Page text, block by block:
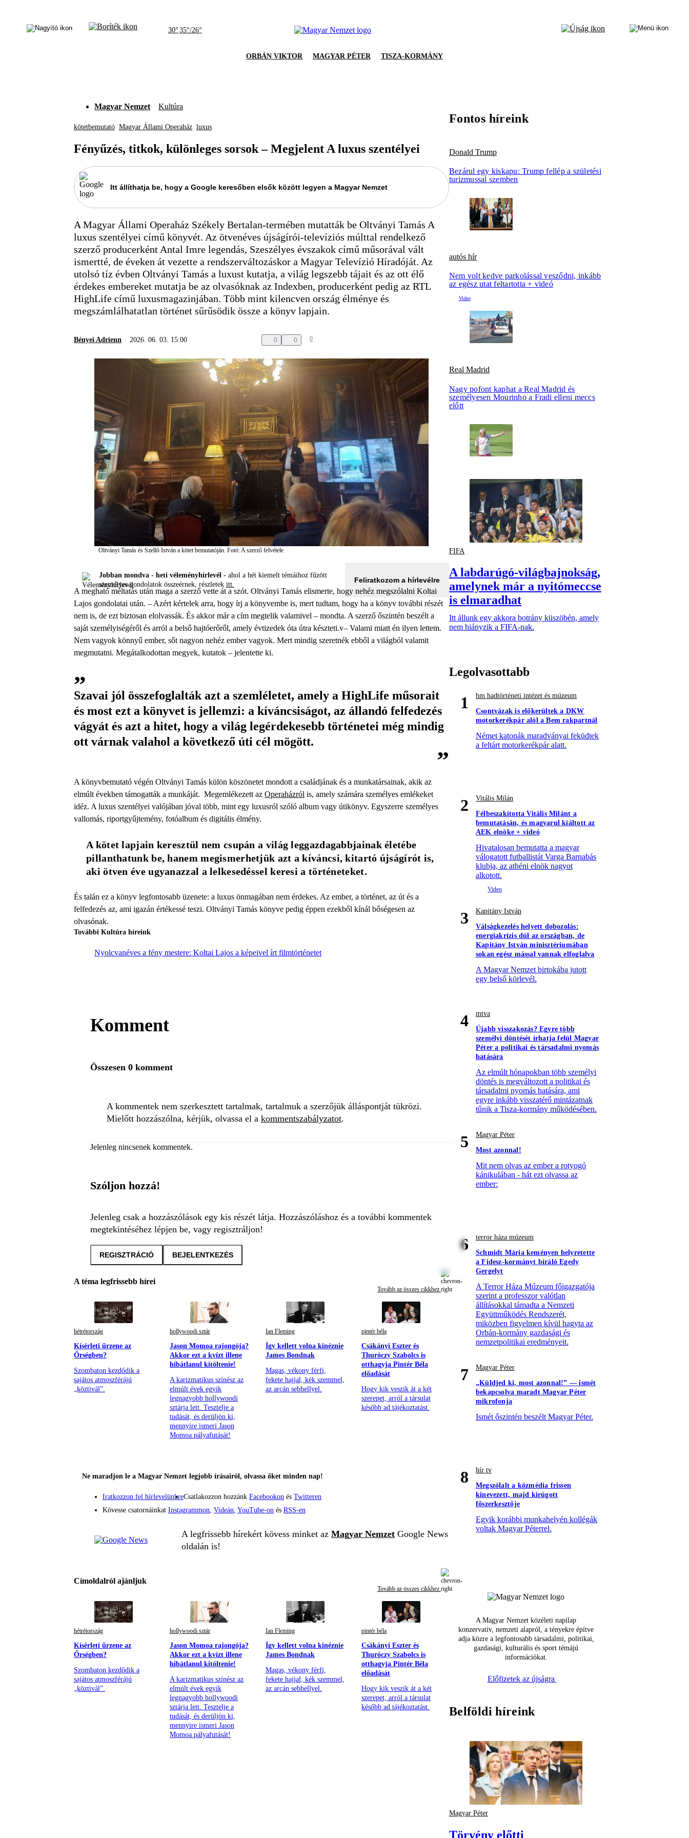
30° 35°/26°
ORBÁN VIKTOR MAGYAR PÉTER TISZA-KORMÁNY
Magyar Nemzet Kultúra
kötetbemutató Magyar Állami Operaház luxus
Fényűzés, titkok, különleges sorsok – Megjelent A luxus szentélyei
Itt állíthatja be, hogy a Google keresőben elsők között legyen a Magyar Nemzet
A Magyar Állami Operaház Székely Bertalan-termében mutatták be Oltványi Tamás A
luxus szentélyei című könyvét. Az ötvenéves újságírói-televíziós múlttal rendelkező
szerző producerként Antal Imre legendás, Szeszélyes évszakok című műsorával vált
ismertté, de éveken át vezette a rendszerváltozáskor a Magyar Televízió Híradóját. Az
utolsó tíz évben Oltványi Tamás a luxust kutatja, a világ legszebb tájait és az ott élő
érdekes embereket mutatja be az olvasóknak az Indexben, producerként pedig az RTL
HighLife című luxusmagazinjában. Több mint kilencven ország élménye és
megszámlálhatatlan történet sűrűsödik össze a könyv lapjain.
Bényei Adrienn 2026. 06. 03. 15:00 0 0 0
Oltványi Tamás és Szellő István a kötet bemutatóján. Fotó: A szerző felvétele
Jobban mondva - heti véleményhírlevél - ahol a hét kiemelt témáihoz fűzött
személyes gondolatok összeérnek, részletek itt.
Feliratkozom a hírlevélre
A megható méltatás után maga a szerző vette át a szót. Oltványi Tamás elismerte, hogy nehéz megszólalni Koltai
Lajos gondolatai után. – Azért kértelek arra, hogy írj a könyvembe is, mert tudtam, hogy ha a könyv további részét
nem is, de ezt biztosan elolvassák. És akkor már a cím megtelik valamivel – mondta. A szerző őszintén beszélt a
saját személyiségéről és arról a belső hajtóerőről, amely évtizedek óta útra készteti.v– Valami miatt én ilyen lettem.
Nem vagyok könnyű ember, sőt nagyon nehéz ember vagyok. Mert mindig szeretnék ebből a világból valamit
megmutatni. Megátalkodottan megyek, kutatok – jelentette ki.
Szavai jól összefoglalták azt a szemléletet, amely a HighLife műsorait
és most ezt a könyvet is jellemzi: a kíváncsiságot, az állandó felfedezés
vágyát és azt a hitet, hogy a világ legérdekesebb történetei még mindig
ott várnak valahol a következő úti cél mögött.
A könyvbemutató végén Oltványi Tamás külön köszönetet mondott a családjának és a munkatársainak, akik az
elmúlt években támogatták a munkáját. Megemlékezett az Operaházról is, amely számára személyes emlékeket
idéz. A luxus szentélyei valójában jóval több, mint egy luxusról szóló album vagy útikönyv. Egyszerre személyes
vallomás, riportgyűjtemény, fotóalbum és digitális élmény.
A kötet lapjain keresztül nem csupán a világ leggazdagabbjainak életébe
pillanthatunk be, hanem megismerhetjük azt a kíváncsi, kitartó újságírót is,
aki ötven éve ugyanazzal a lelkesedéssel keresi a történeteket.
És talán ez a könyv legfontosabb üzenete: a luxus önmagában nem érdekes. Az ember, a történet, az út és a
felfedezés az, ami igazán értékessé teszi. Oltványi Tamás könyve pedig éppen ezekből kínál bőségesen az
olvasónak.
További Kultúra híreink
Nyolcvanéves a fény mestere: Koltai Lajos a képeivel írt filmtörténetet
Komment
Összesen 0 komment
A kommentek nem szerkesztett tartalmak, tartalmuk a szerzőjük álláspontját tükrözi.
Mielőtt hozzászólna, kérjük, olvassa el a kommentszabályzatot.
Jelenleg nincsenek kommentek.
Szóljon hozzá!
Jelenleg csak a hozzászólások egy kis részét látja. Hozzászóláshoz és a további kommentek
megtekintéséhez lépjen be, vagy regisztráljon!
REGISZTRÁCIÓ BEJELENTKEZÉS
A téma legfrissebb hírei
Tovább az összes cikkhez
hétrétország
Kísérleti űrzene az
Őrségben?
Szombaton kezdődik a
sajátos atmoszférájú
„köztivál”.
hollywoodi sztár
Jason Momoa rajongója?
Akkor ezt a kvízt illene
hibátlanul kitöltenie!
A karizmatikus színész az
elmúlt évek egyik
legnagyobb hollywoodi
sztárja lett. Tesztelje a
tudását, és derüljön ki,
mennyire ismeri Jason
Momoa pályafutását!
Ian Fleming
Így kellett volna kinéznie
James Bondnak
Magas, vékony férfi,
fekete hajjal, kék szemmel,
az arcán sebhellyel.
pintér béla
Csákányi Eszter és
Thuróczy Szabolcs is
otthagyja Pintér Béla
előadását
Hogy kik veszik át a két
szerepet, arról a társulat
később ad tájékoztatást.
Ne maradjon le a Magyar Nemzet legjobb írásairól, olvassa őket minden nap!
Iratkozzon fel hírlevelünkreCsatlakozzon hozzánk Facebookon és Twitteren
Kövesse csatornáinkat Instagrammon, Videán, YouTube-on és RSS-en
A legfrissebb hírekért kövess minket az Magyar Nemzet Google News
oldalán is!
Címoldalról ajánljuk
Tovább az összes cikkhez
hétrétország
Kísérleti űrzene az
Őrségben?
Szombaton kezdődik a
sajátos atmoszférájú
„köztivál”.
hollywoodi sztár
Jason Momoa rajongója?
Akkor ezt a kvízt illene
hibátlanul kitöltenie!
A karizmatikus színész az
elmúlt évek egyik
legnagyobb hollywoodi
sztárja lett. Tesztelje a
tudását, és derüljön ki,
mennyire ismeri Jason
Momoa pályafutását!
Ian Fleming
Így kellett volna kinéznie
James Bondnak
Magas, vékony férfi,
fekete hajjal, kék szemmel,
az arcán sebhellyel.
pintér béla
Csákányi Eszter és
Thuróczy Szabolcs is
otthagyja Pintér Béla
előadását
Hogy kik veszik át a két
szerepet, arról a társulat
később ad tájékoztatást.
Fontos híreink
Donald Trump
Bezárul egy kiskapu: Trump fellép a születési
turizmussal szemben
autós hír
Nem volt kedve parkolással vesződni, inkább
az egész utat feltartotta + videó
Real Madrid
Nagy pofont kaphat a Real Madrid és
személyesen Mourinho a Fradi elleni meccs
előtt
FIFA
A labdarúgó-világbajnokság,
amelynek már a nyitómeccse
is elmaradhat
Itt állunk egy akkora botrány küszöbén, amely
nem hiányzik a FIFA-nak.
Legolvasottabb
1
hm hadtörténeti intézet és múzeum
Csontvázak is előkerültek a DKW
motorkerékpár alól a Bem rakpartnál
Német katonák maradványai feküdtek
a feltárt motorkerékpár alatt.
2
Vitális Milán
Félbeszakította Vitális Milánt a
bemutatásán, és magyarul kiáltott az
AEK elnöke + videó
Hivatalosan bemutatta a magyar
válogatott futballistát Varga Barnabás
klubja, az athéni elnök nagyot
alkotott.
3
Kapitány István
Válságkezelés helyett dobozolás:
energiakrízis dúl az országban, de
Kapitány István minisztériumában
sokan egész mással vannak elfoglalva
A Magyar Nemzet birtokába jutott
egy belső körlevél.
4
mtva
Újabb visszakozás? Egyre több
személyi döntését írhatja felül Magyar
Péter a politikai és társadalmi nyomás
hatására
Az elmúlt hónapokban több személyi
döntés is megváltozott a politikai és
társadalmi nyomás hatására, ami
egyre inkább visszatérő mintázatnak
tűnik a Tisza-kormány működésében.
5
Magyar Péter
Most azonnal!
Mit nem olvas az ember a rotyogó
kánikulában - hát ezt olvassa az
ember:
6
terror háza múzeum
Schmidt Mária keményen helyretette
a Fidesz-kormányt bíráló Egedy
Gergelyt
A Terror Háza Múzeum főigazgatója
szerint a professzor valótlan
állításokkal támadta a Nemzeti
Együttműködés Rendszerét,
miközben figyelmen kívül hagyta az
Orbán-kormány gazdasági és
nemzetpolitikai eredményeit.
7
Magyar Péter
„Küldjed ki, most azonnal!” — ismét
bekapcsolva maradt Magyar Péter
mikrofonja
Ismét őszintén beszélt Magyar Péter.
8
hír tv
Megszólalt a közmédia frissen
kinevezett, majd kirúgott
főszerkesztője
Egyik korábbi munkahelyén kollégák
voltak Magyar Péterrel.
A Magyar Nemzet közéleti napilap
konzervatív, nemzeti alapról, a tényekre építve
adja közre a legfontosabb társadalmi, politikai,
gazdasági, kulturális és sport témájú
információkat.
Előfizetek az újságra
Belföldi híreink
Magyar Péter
Törvény előtti